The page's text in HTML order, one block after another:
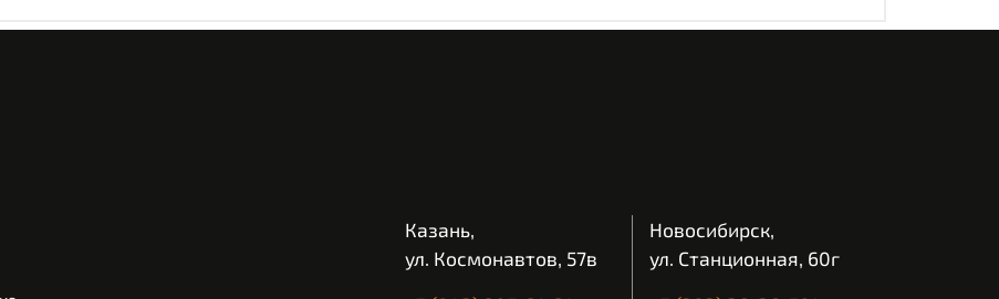
Казань,
ул. Космонавтов, 57в
Новосибирск,
ул. Станционная, 60г